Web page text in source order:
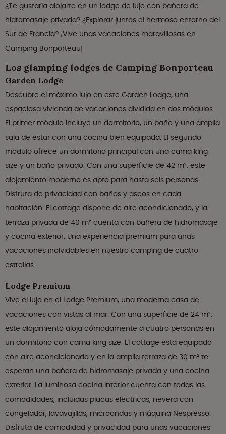
¿Te gustaría alojarte en un lodge de lujo con bañera de
hidromasaje privada? ¿Explorar juntos el hermoso entorno del
Sur de Francia? ¡Vive unas vacaciones maravillosas en
Camping Bonporteau!
Los glamping lodges de Camping Bonporteau
Garden Lodge
Descubre el máximo lujo en este Garden Lodge, una
espaciosa vivienda de vacaciones dividida en dos módulos.
El primer módulo incluye un dormitorio, un baño y una amplia
sala de estar con una cocina bien equipada. El segundo
módulo ofrece un dormitorio principal con una cama king
size y un baño privado. Con una superficie de 42 m², este
alojamiento moderno es apto para hasta seis personas.
Disfruta de privacidad con baños y aseos en cada
habitación. El cottage dispone de aire acondicionado, y la
terraza privada de 40 m² cuenta con bañera de hidromasaje
y cocina exterior. Una experiencia premium para unas
vacaciones inolvidables en nuestro camping de cuatro
estrellas.
Lodge Premium
Vive el lujo en el Lodge Premium, una moderna casa de
vacaciones con vistas al mar. Con una superficie de 24 m²,
este alojamiento aloja cómodamente a cuatro personas en
un dormitorio con cama king size. El cottage está equipado
con aire acondicionado y en la amplia terraza de 30 m² te
esperan una bañera de hidromasaje privada y una cocina
exterior. La luminosa cocina interior cuenta con todas las
comodidades, incluidas placas eléctricas, nevera con
congelador, lavavajillas, microondas y máquina Nespresso.
Disfruta de comodidad y privacidad para unas vacaciones